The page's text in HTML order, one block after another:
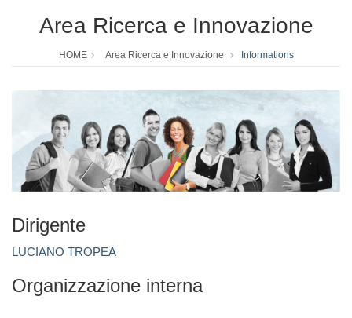
Area Ricerca e Innovazione
HOME Area Ricerca e Innovazione Informations
Dirigente
LUCIANO TROPEA
Organizzazione interna